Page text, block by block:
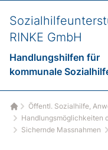
RINKE GmbH
Handlungshilfen für
kommunale
Startseite
Öffentl. Sozialhilfe,
Handlungsmöglichkeiten
Sichernde Massnahmen